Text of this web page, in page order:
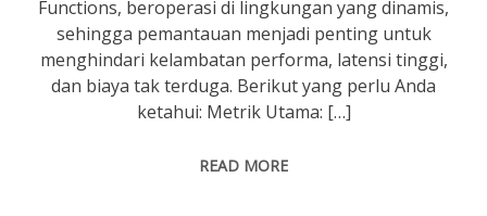
Functions, beroperasi di lingkungan yang dinamis,
sehingga pemantauan menjadi penting untuk
menghindari kelambatan performa, latensi tinggi,
dan biaya tak terduga. Berikut yang perlu Anda
ketahui: Metrik Utama: […]
READ MORE